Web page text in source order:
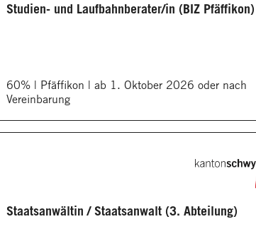
Studien- und Laufbahnberater/in (BIZ Pfäffikon)
60% | Pfäffikon | ab 1. Oktober 2026 oder nach
Vereinbarung
Staatsanwältin / Staatsanwalt (3. Abteilung)